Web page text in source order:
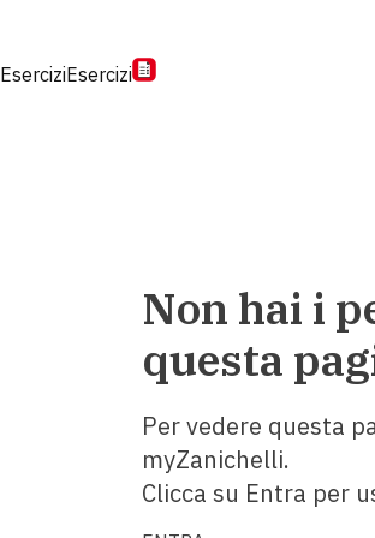
EserciziEsercizi
Non hai i
questa
Per vedere questa
myZanichelli.
Clicca su Entra per